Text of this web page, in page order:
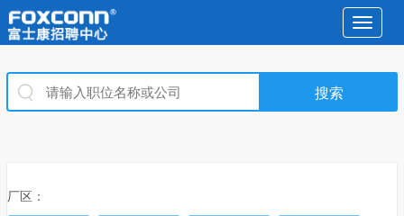
Toggle
厂区：